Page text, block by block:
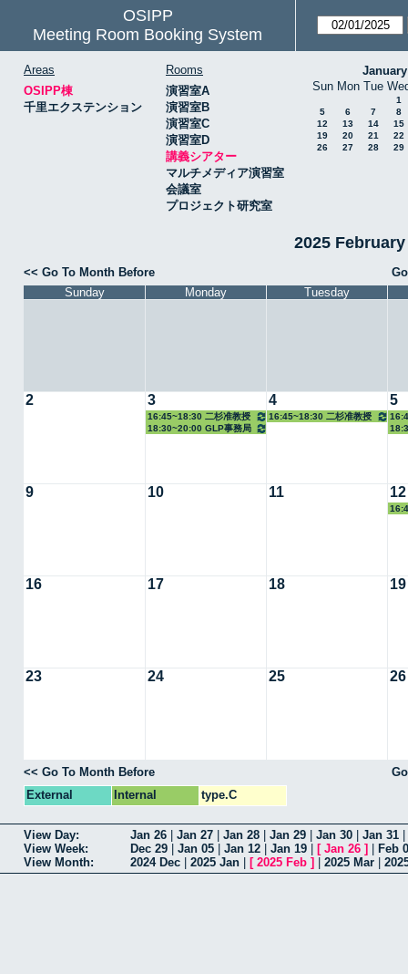
OSIPP
Meeting Room Booking System
Areas
OSIPP棟
千里エクステンション
Rooms
演習室A
演習室B
演習室C
演習室D
講義シアター
マルチメディア演習室
会議室
プロジェクト研究室
Sun Mon Tue
1
5
6 7
8
12
13 14
15
19
20 21
22
26
27 28 29
2025 February
<< Go To Month Before
Sunday
Monday Tuesday
2 3
16:45~18:30 二杉准教授
18:30~20:00 GLP事務局
4
16:45~18:30 二杉准教授
5
9 10 11 12
16 17 18 19
23 24 25 26
<< Go To Month Before
External
Internal type.C
View Day: Jan 26 Jan 27 Jan 28 Jan 29 Jan 30 Jan 31
View Week:
Dec 29 Jan 05 Jan 12 Jan 19 [ Jan 26 ]
Feb
View Month:
2024 Dec 2025 Jan [ 2025 Feb ] 2025 Mar